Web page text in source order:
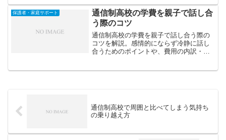
保護者・家庭サポート
通信制高校の学費を親子で話し合
う際のコツ
通信制高校の学費を親子で話し合う際の
コツを解説。感情的にならず冷静に話し
合うためのポイントや、費用の内訳・奨
通信制高校で周囲と比べてしまう気持ち
の乗り越え方